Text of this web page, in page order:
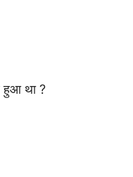
हुआ था ?